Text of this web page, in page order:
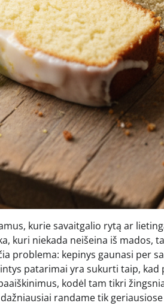
kurie savaitgalio rytą ar
kuri niekada neišeina iš
problema: kepinys gaunasi per
patarimai yra sukurti taip,
kodėl tam tikri
randame tik geriausiose